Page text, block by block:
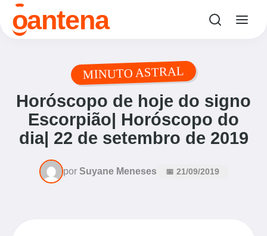
oantena
MINUTO ASTRAL
Horóscopo de hoje do signo
Escorpião| Horóscopo do
dia| 22 de setembro de 2019
por Suyane Meneses 📅 21/09/2019